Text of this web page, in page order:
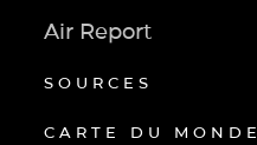
Air Report
SOURCES
CARTE DU MONDE